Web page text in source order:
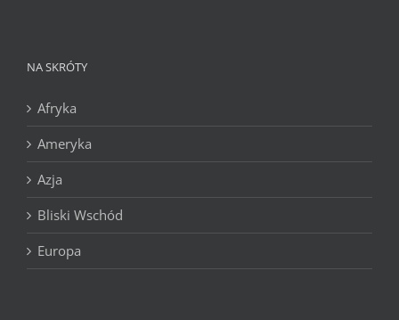
NA SKRÓTY
Afryka
Ameryka
Azja
Bliski Wschód
Europa